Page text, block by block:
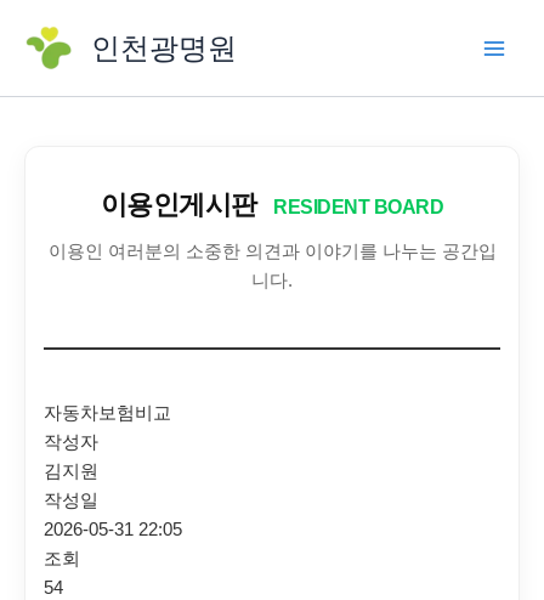
로
인천광명원
이용인게시판 RESIDENT BOARD
이용인 여러분의 소중한 의견과 이야기를 나누는 공간입
니다.
자동차보험비교
작성자
김지원
작성일
2026-05-31 22:05
조회
54